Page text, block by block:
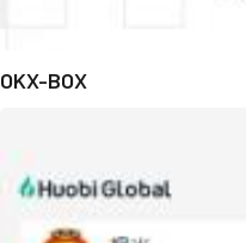
OKX-BOX